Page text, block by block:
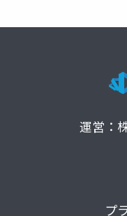
運営：
プ